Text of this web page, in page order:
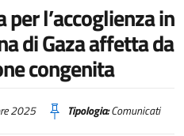
l’accoglienza in
di Gaza affetta da
congenita
2025 Tipologia:Comunicati